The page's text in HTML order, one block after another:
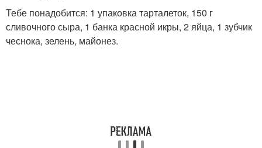
Начинка для тарталеток
Тебе понадобится: 1 упаковка тарталеток, 150 г
сливочного сыра, 1 банка красной икры, 2 яйца, 1 зубчик
чеснока, зелень, майонез.